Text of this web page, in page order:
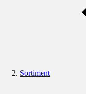
Sortiment